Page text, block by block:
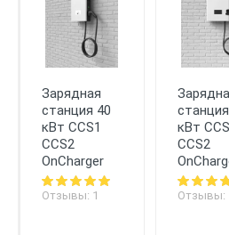
Зарядная
станция 40
кВт CCS1
CCS2
OnCharger
Отзывы: 1
кВт
CCS2
Отзывы: